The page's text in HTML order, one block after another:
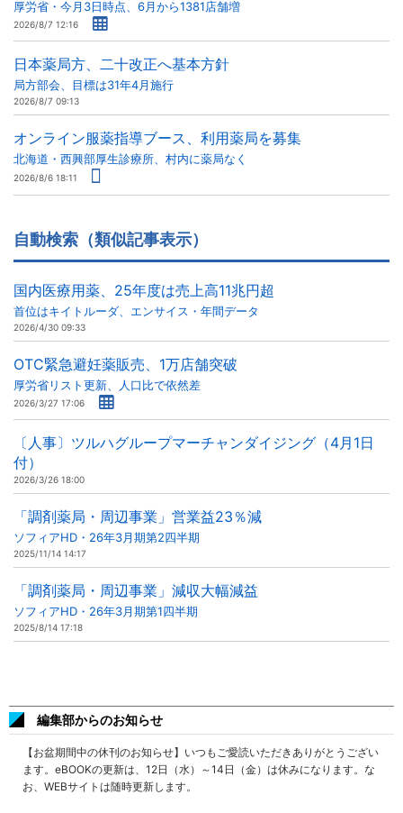
厚労省・今月3日時点、6月から1381店舗増
2026/8/7 12:16
日本薬局方、二十改正へ基本方針
局方部会、目標は31年4月施行
2026/8/7 09:13
オンライン服薬指導ブース、利用薬局を募集
北海道・西興部厚生診療所、村内に薬局なく
2026/8/6 18:11
自動検索（類似記事表示）
国内医療用薬、25年度は売上高11兆円超
首位はキイトルーダ、エンサイス・年間データ
2026/4/30 09:33
OTC緊急避妊薬販売、1万店舗突破
厚労省リスト更新、人口比で依然差
2026/3/27 17:06
〔人事〕ツルハグループマーチャンダイジング（4月1日
付）
2026/3/26 18:00
「調剤薬局・周辺事業」営業益23％減
ソフィアHD・26年3月期第2四半期
2025/11/14 14:17
「調剤薬局・周辺事業」減収大幅減益
ソフィアHD・26年3月期第1四半期
2025/8/14 17:18
編集部からのお知らせ
【お盆期間中の休刊のお知らせ】いつもご愛読いただきありがとうござい
ます。eBOOKの更新は、12日（水）～14日（金）は休みになります。な
お、WEBサイトは随時更新します。